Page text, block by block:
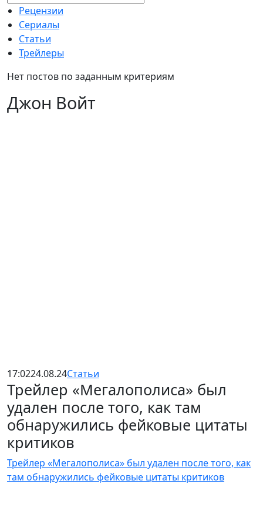
Рецензии
Сериалы
Статьи
Трейлеры
Нет постов по заданным критериям
Джон Войт
17:0224.08.24Статьи
Трейлер «Мегалополиса» был
удален после того, как там
обнаружились фейковые цитаты
критиков
Трейлер «Мегалополиса» был удален после того, как
там обнаружились фейковые цитаты критиков